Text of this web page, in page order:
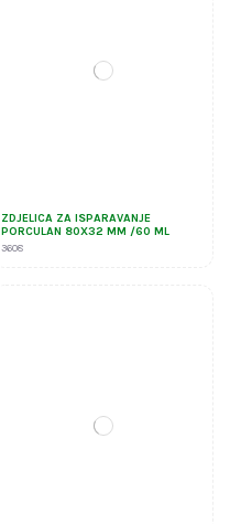
ZDJELICA ZA ISPARAVANJE
PORCULAN 80X32 MM /60 ML
3608